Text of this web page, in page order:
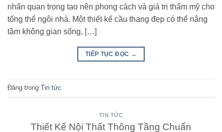
nhấn quan trọng tạo nên phong cách và giá trị thẩm mỹ cho
tổng thể ngôi nhà. Một thiết kế cầu thang đẹp có thể nâng
tầm không gian sống, […]
TIẾP TỤC ĐỌC →
Đăng trong Tin tức
TIN TỨC
Thiết Kế Nội Thất Thông Tầng Chuẩn